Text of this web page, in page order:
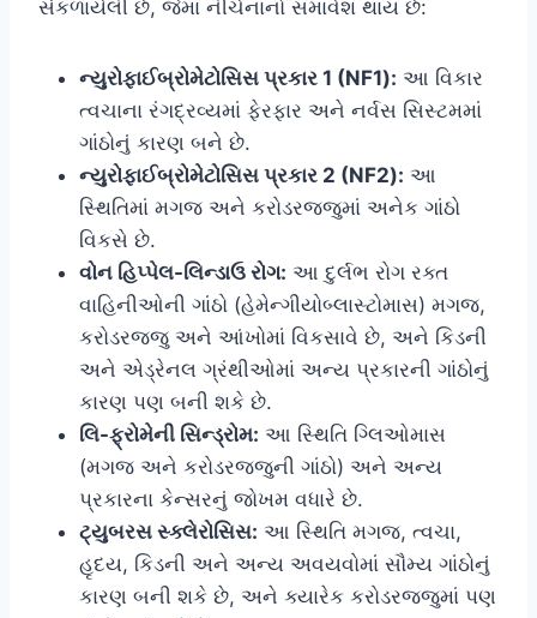
સંકળાયેલી છે, જેમાં નીચેનાનો સમાવેશ થાય છે:
ન્યુરોફાઈબ્રોમેટોસિસ પ્રકાર 1 (NF1): આ વિકાર
ત્વચાના રંગદ્રવ્યમાં ફેરફાર અને નર્વસ સિસ્ટમમાં
ગાંઠોનું કારણ બને છે.
ન્યુરોફાઈબ્રોમેટોસિસ પ્રકાર 2 (NF2): આ
સ્થિતિમાં મગજ અને કરોડરજ્જુમાં અનેક ગાંઠો
વિકસે છે.
વોન હિપ્પેલ-લિન્ડાઉ રોગ: આ દુર્લભ રોગ રક્ત
વાહિનીઓની ગાંઠો (હેમેન્ગીયોબ્લાસ્ટોમાસ) મગજ,
કરોડરજ્જુ અને આંખોમાં વિકસાવે છે, અને કિડની
અને એડ્રેનલ ગ્રંથીઓમાં અન્ય પ્રકારની ગાંઠોનું
કારણ પણ બની શકે છે.
લિ-ફ્રોમેની સિન્ડ્રોમ: આ સ્થિતિ ગ્લિઓમાસ
(મગજ અને કરોડરજ્જુની ગાંઠો) અને અન્ય
પ્રકારના કેન્સરનું જોખમ વધારે છે.
ટ્યુબરસ સ્ક્લેરોસિસ: આ સ્થિતિ મગજ, ત્વચા,
હૃદય, કિડની અને અન્ય અવયવોમાં સૌમ્ય ગાંઠોનું
કારણ બની શકે છે, અને ક્યારેક કરોડરજ્જુમાં પણ